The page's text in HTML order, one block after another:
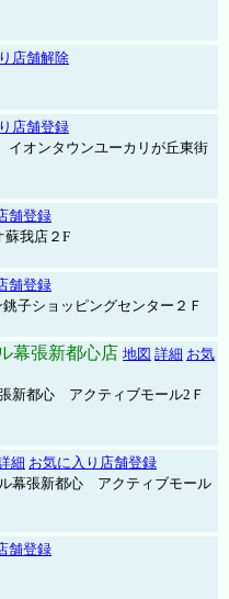
店舗解除
店舗登録
オンタウンユーカリが丘東街
舗登録
我店２F
舗登録
子ショッピングセンター２Ｆ
幕張新都心店 地図 詳細 お気
新都心 アクティブモール2Ｆ
細 お気に入り店舗登録
幕張新都心 アクティブモール
舗登録